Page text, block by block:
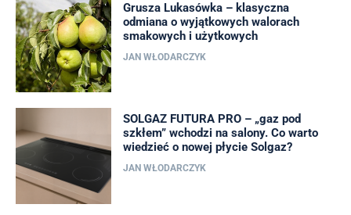
Grusza Lukasówka – klasyczna
odmiana o wyjątkowych walorach
smakowych i użytkowych
JAN WŁODARCZYK
SOLGAZ FUTURA PRO – „gaz pod
szkłem” wchodzi na salony. Co warto
wiedzieć o nowej płycie Solgaz?
JAN WŁODARCZYK